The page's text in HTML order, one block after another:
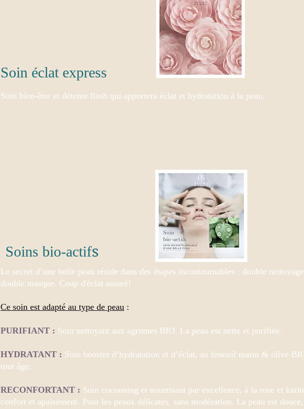
Soin éclat express
Soin bien-être et détente flash qui apportera éclat et hydratation à la peau.
Soins bio-actifs
Le secret d’une belle peau réside dans des étapes incontournables : double
double masque. Coup d'éclat assuré!
Ce soin est adapté au type de peau :
PURIFIANT : Soin nettoyant aux agrumes BIO. La peau est nette et purifiée.
HYDRATANT : Soin booster d’hydratation et d’éclat, au fenouil marin & olive
tout âge.
RECONFORTANT : Soin cocooning et nourrisant par excellence, à la rose et
confort et apaisement. Pour les peaux délicates, sans modération. La peau est